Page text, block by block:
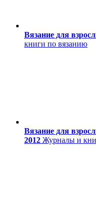
Вязание для
книги по вязанию
Вязание для
2012 Журналы и